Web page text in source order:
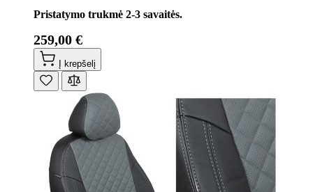
Pristatymo trukmė 2-3 savaitės.
259,00 €
Į krepšelį